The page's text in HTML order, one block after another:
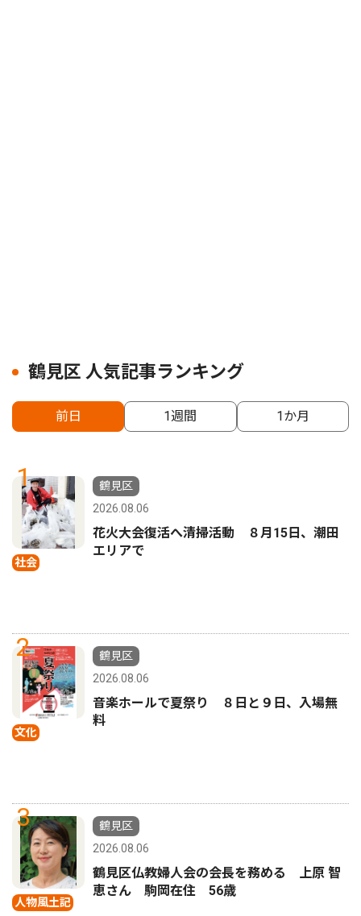
鶴見区 人気記事ランキング
前日 1週間 1か月
1
社会
鶴見区
2026.08.06
花火大会復活へ清掃活動 ８月15日、潮田
エリアで
2
文化
鶴見区
2026.08.06
音楽ホールで夏祭り ８日と９日、入場無
料
3
人物風土記
鶴見区
2026.08.06
鶴見区仏教婦人会の会長を務める 上原 智
恵さん 駒岡在住 56歳